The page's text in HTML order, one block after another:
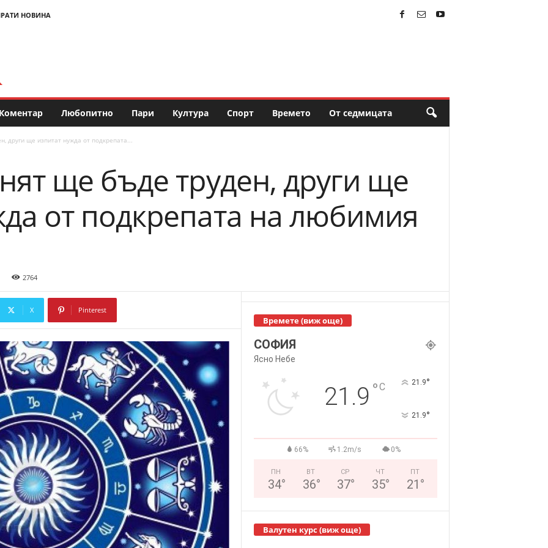
НОВИНА
Коментар Любопитно Пари Култура Спорт Времето От седмицата
други ще изпитат нужда от подкрепата...
ще бъде труден, други ще
от подкрепата на любимия
2764
X Pinterest
Времете (виж още)
СОФИЯ
Ясно Небе
21.9 °C 21.9°
21.9°
66% 1.2m/s 0%
ПН
34°
ВТ
36°
СР
37°
ЧТ
35°
ПТ
21 °
Валутен курс (виж още)